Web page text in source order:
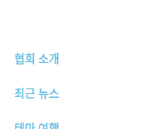
협회 소개
최근 뉴스